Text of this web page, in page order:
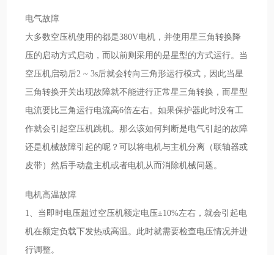
电气故障
大多数空压机使用的都是380V电机，并使用星三角转换降
压的启动方式启动，而以前则采用的是星型的方式运行。当
空压机启动后2 ~ 3s后就会转向三角形运行模式，因此当星
三角转换开关出现故障就不能进行正常星三角转换，而星型
电流要比三角运行电流高6倍左右。如果保护器此时没有工
作就会引起空压机跳机。那么该如何判断是电气引起的故障
还是机械故障引起的呢？可以将电机与主机分离（联轴器或
皮带）然后手动盘主机或者电机从而消除机械问题。
电机高温故障
1、当即时电压超过空压机额定电压±10%左右，就会引起电
机在额定负载下发热或高温。此时就需要检查电压情况并进
行调整。